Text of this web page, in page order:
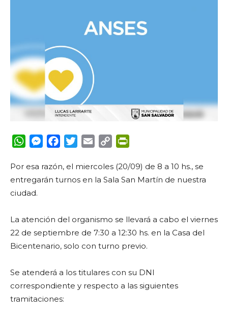
WhatsApp
Messenger
FacebookTwitterEmail Copy
Por esa razón, el miercoles (20/09) de 8 a 10 hs., se
entregarán turnos en la Sala San Martín de nuestra
ciudad.
La atención del organismo se llevará a cabo el viernes
22 de septiembre de 7:30 a 12:30 hs. en la Casa del
Bicentenario, solo con turno previo.
Se atenderá a los titulares con su DNI
correspondiente y respecto a las siguientes
tramitaciones: